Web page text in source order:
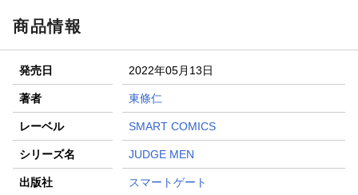
商品情報
発売日 2022年05月13日
著者 東條仁
レーベル SMART COMICS
シリーズ名 JUDGE MEN
出版社 スマートゲート